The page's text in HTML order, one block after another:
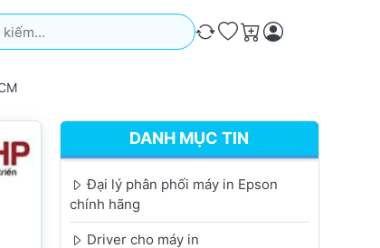
Kết quả sẽ tự động xuất hiện khi bạn nhập. Nhấn phím
So sánh
Ưa thích
Giỏ hàng
DANH MỤC TIN
Đại lý phân phối máy in Epson
chính hãng
Driver cho máy in